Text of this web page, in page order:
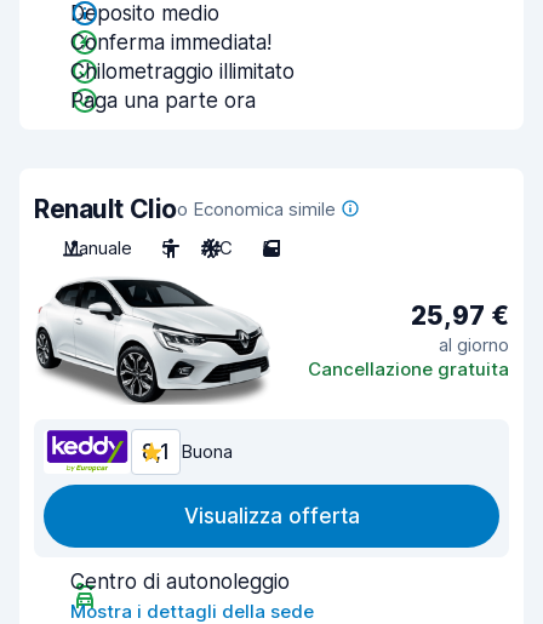
Deposito medio
Conferma immediata!
Chilometraggio illimitato
Paga una parte ora
Renault Clioo Economica simile
Manuale
5 A/C 5
25,97 €
al giorno
Cancellazione gratuita
8,1 Buona
Visualizza offerta
Centro di autonoleggio
Mostra i dettagli della sede